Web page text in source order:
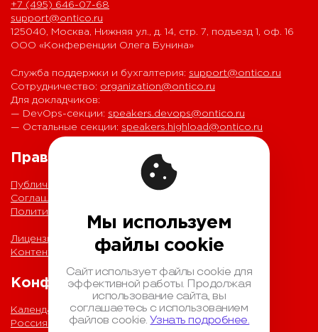
+7 (495) 646-07-68
support@ontico.ru
125040, Москва, Нижняя ул., д. 14, стр. 7, подъезд 1, оф. 16
ООО «Конференции Олега Бунина»
Служба поддержки и бухгалтерия: support@ontico.ru
Сотрудничество: organization@ontico.ru
Для докладчиков:
— DevOps-секции: speakers.devops@ontico.ru
— Остальные секции: speakers.highload@ontico.ru
Конференции
Календарь
Россия IV
Правовая информация
Публичная оферта
Соглашение на обработку персональных данных
Политика обработки персональных данных
Лицензионный договор с Автором
Контентная политика конференции
Мы используем
файлы cookie
Сайт использует файлы cookie для
эффективной работы. Продолжая
использование сайта, вы
соглашаетесь с использованием
файлов cookie.Узнать подробнее.